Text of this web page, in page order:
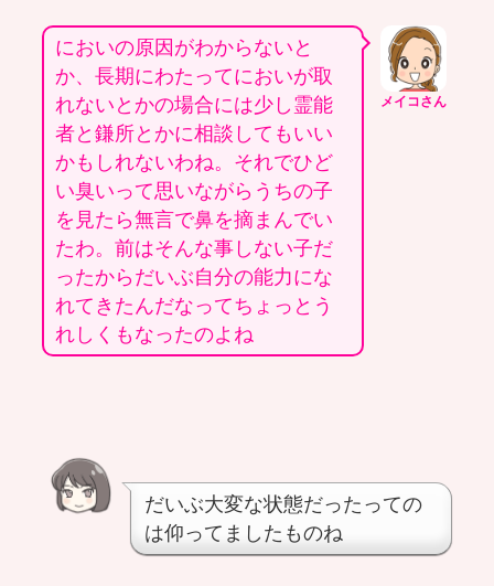
メイコさん
においの原因がわからないと
か、長期にわたってにおいが取
れないとかの場合には少し霊能
者と鎌所とかに相談してもいい
かもしれないわね。それでひど
い臭いって思いながらうちの子
を見たら無言で鼻を摘まんでい
たわ。前はそんな事しない子だ
ったからだいぶ自分の能力にな
れてきたんだなってちょっとう
れしくもなったのよね
だいぶ大変な状態だったっての
は仰ってましたものね